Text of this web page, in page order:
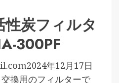
炭フィルタ
300PF
2024年12月17日
換用のフィルターで